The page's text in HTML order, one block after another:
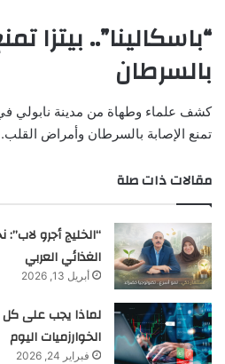
“باسكالينا”.. بيتزا
بالسرطان
كشف علماء وطهاة من مدينة نابولي في
تمنع الإصابة بالسرطان وأمراض القلب.
مقالات ذات صلة
“الخليج أجرو
الغذائي العربي
أبريل 13, 2026
لماذا يجب على كل
الخوارزميات اليوم
فبراير 24, 2026